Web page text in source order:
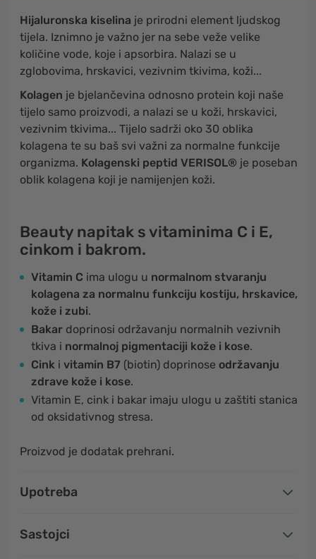
Hijaluronska kiselina je prirodni element ljudskog
tijela. Iznimno je važno jer na sebe veže velike
količine vode, koje i apsorbira. Nalazi se u
zglobovima, hrskavici, vezivnim tkivima, koži...
Kolagen je bjelančevina odnosno protein koji naše
tijelo samo proizvodi, a nalazi se u koži, hrskavici,
vezivnim tkivima... Tijelo sadrži oko 30 oblika
kolagena te su baš svi važni za normalne funkcije
organizma. Kolagenski peptid VERISOL® je poseban
oblik kolagena koji je namijenjen koži.
Beauty napitak s vitaminima C i E,
cinkom i bakrom.
Vitamin C ima ulogu u normalnom stvaranju
kolagena za normalnu funkciju kostiju, hrskavice,
kože i zubi.
Bakar doprinosi održavanju normalnih vezivnih
tkiva i normalnoj pigmentaciji kože i kose.
Cink i vitamin B7 (biotin) doprinose održavanju
zdrave kože i kose.
Vitamin E, cink i bakar imaju ulogu u zaštiti stanica
od oksidativnog stresa.
Proizvod je dodatak prehrani.
Upotreba
Sastojci